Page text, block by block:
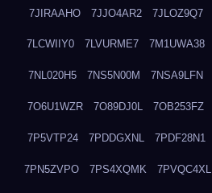
7JIRAAHO 7JJO4AR2 7JLOZ9Q7
7LCWIIY0 7LVURME7 7M1UWA38
7NL020H5 7NS5N00M 7NSA9LFN
7O6U1WZR 7O89DJ0L 7OB253FZ
7P5VTP24 7PDDGXNL 7PDF28N1
7PN5ZVPO 7PS4XQMK 7PVQC4XL